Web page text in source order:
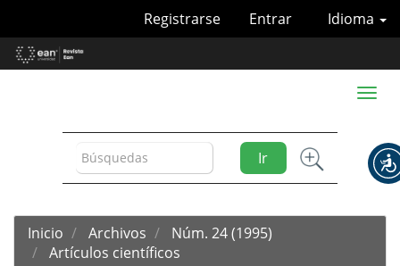
Contenido
principal
Idioma
Registrarse Entrar
Ir
Toggle
Inicio Archivos
Núm. 24 (1995)
Artículos científicos